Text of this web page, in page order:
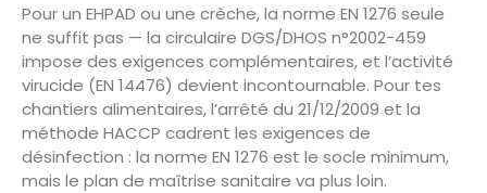
Pour un EHPAD ou une crèche, la norme EN 1276 seule
ne suffit pas — la circulaire DGS/DHOS n°2002-459
impose des exigences complémentaires, et l’activité
virucide (EN 14476) devient incontournable. Pour tes
chantiers alimentaires, l’arrêté du 21/12/2009 et la
méthode HACCP cadrent les exigences de
désinfection : la norme EN 1276 est le socle minimum,
mais le plan de maîtrise sanitaire va plus loin.